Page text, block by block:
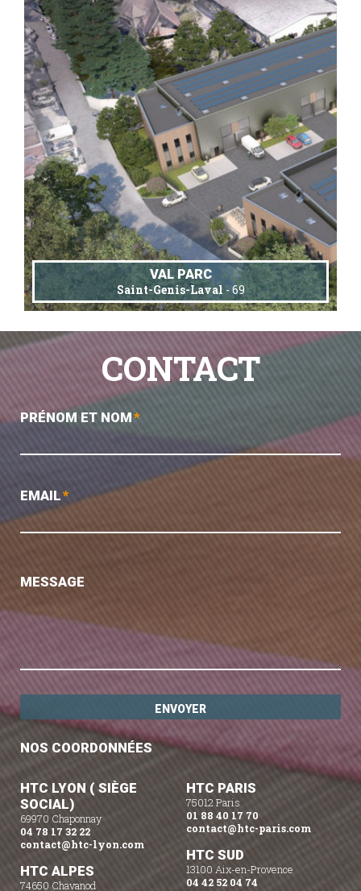
VAL PARC
Saint-Genis-Laval- 69
CONTACT
PRÉNOM ET NOM*
EMAIL*
MESSAGE
NOS COORDONNÉES
HTC LYON ( SIÈGE
SOCIAL)
69970 Chaponnay
04 78 17 32 22
contact@htc-lyon.com
HTC ALPES
74650 Chavanod
HTC PARIS
75012 Paris
01 88 40 17 70
contact@htc-paris.com
HTC SUD
13100 Aix-en-Provence
04 42 52 04 74